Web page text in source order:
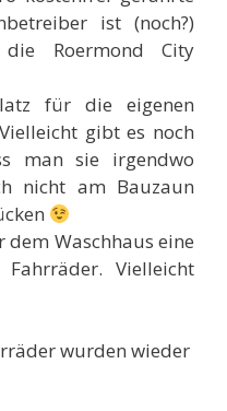
ist (noch?)
Roermond City
für die eigenen
gibt es noch
man sie irgendwo
nicht am Bauzaun
dem Waschhaus eine
Vielleicht
wurden wieder